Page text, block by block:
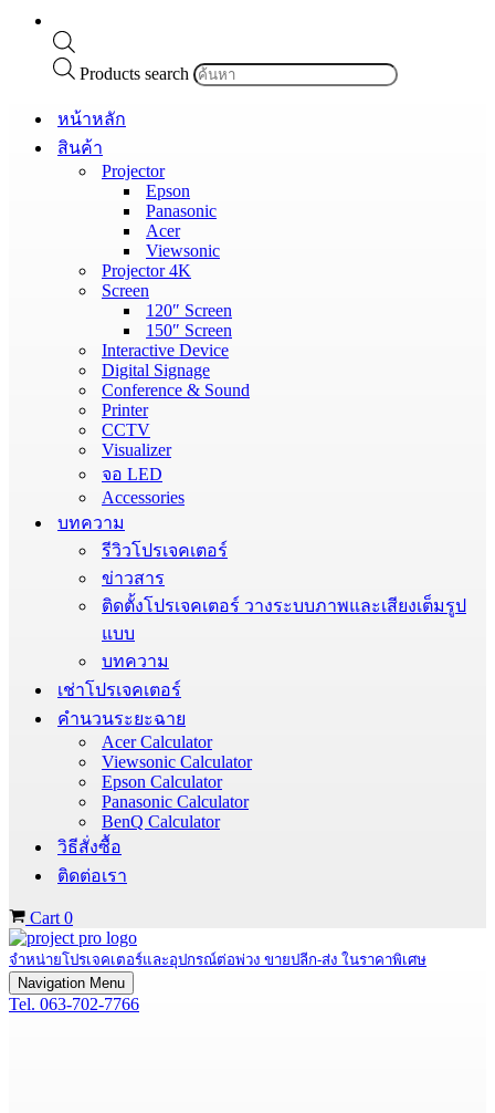
Products search
หน้าหลัก
สินค้า
Projector
Epson
Panasonic
Acer
Viewsonic
Projector 4K
Screen
120″ Screen
150″ Screen
Interactive Device
Digital Signage
Conference & Sound
Printer
CCTV
Visualizer
จอ LED
Accessories
บทความ
รีวิวโปรเจคเตอร์
ข่าวสาร
ติดตั้งโปรเจคเตอร์ วางระบบภาพและเสียงเต็มรูป
แบบ
บทความ
เช่าโปรเจคเตอร์
คำนวนระยะฉาย
Acer Calculator
Viewsonic Calculator
Epson Calculator
Panasonic Calculator
BenQ Calculator
วิธีสั่งซื้อ
ติดต่อเรา
Cart 0
จำหน่ายโปรเจคเตอร์และอุปกรณ์ต่อพ่วง ขายปลีก-ส่ง ในราคาพิเศษ
Navigation Menu
Tel. 063-702-7766